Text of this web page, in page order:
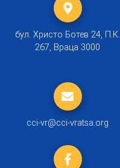
бул. Христо Ботев 24, П.К.
267, Враца 3000
cci-vr@cci-vratsa.org